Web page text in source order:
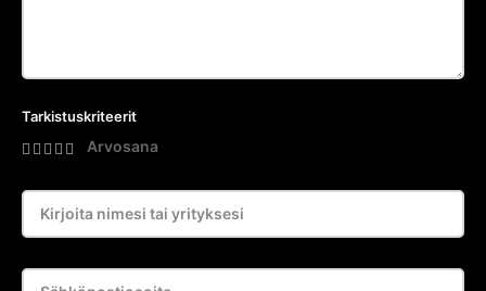
Tarkistuskriteerit
Arvosana